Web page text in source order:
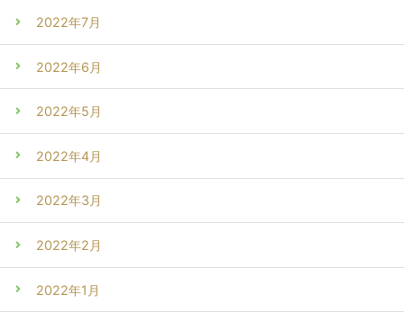
2022年7月
2022年6月
2022年5月
2022年4月
2022年3月
2022年2月
2022年1月